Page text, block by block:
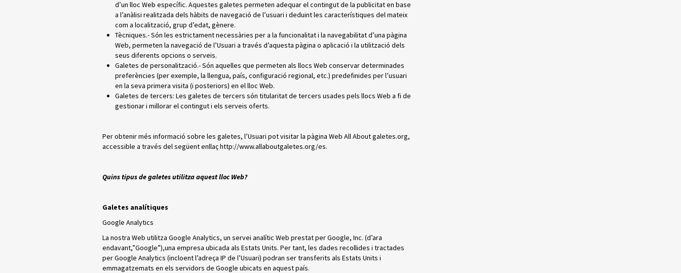
d’un lloc Web específic. Aquestes galetes permeten adequar el contingut de la publicitat en base
a l’anàlisi realitzada dels hàbits de navegació de l’usuari i deduint les característiques del mateix
com a localització, grup d’edat, gènere.
Tècniques.- Són les estrictament necessàries per a la funcionalitat i la navegabilitat d’una pàgina
Web, permeten la navegació de l’Usuari a través d’aquesta pàgina o aplicació i la utilització dels
seus diferents opcions o serveis.
Galetes de personalització.- Són aquelles que permeten als llocs Web conservar determinades
preferències (per exemple, la llengua, país, configuració regional, etc.) predefinides per l’usuari
en la seva primera visita (i posteriors) en el lloc Web.
Galetes de tercers: Les galetes de tercers són titularitat de tercers usades pels llocs Web a fi de
gestionar i millorar el contingut i els serveis oferts.
Per obtenir més informació sobre les galetes, l’Usuari pot visitar la pàgina Web All About galetes.org,
accessible a través del següent enllaç http://www.allaboutgaletes.org/es.
Quins tipus de galetes utilitza aquest lloc Web?
Galetes analítiques
Google Analytics
La nostra Web utilitza Google Analytics, un servei analític Web prestat per Google, Inc. (d’ara
endavant,”Google”),una empresa ubicada als Estats Units. Per tant, les dades recollides i tractades
per Google Analytics (incloent l’adreça IP de l’Usuari) podran ser transferits als Estats Units i
emmagatzemats en els servidors de Google ubicats en aquest país.